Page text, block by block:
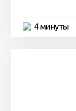
4 минуты